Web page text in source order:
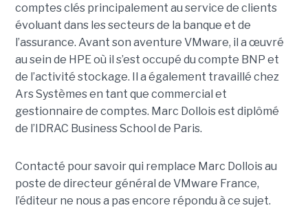
comptes clés principalement au service de clients
évoluant dans les secteurs de la banque et de
l’assurance. Avant son aventure VMware, il a œuvré
au sein de HPE où il s’est occupé du compte BNP et
de l’activité stockage. Il a également travaillé chez
Ars Systèmes en tant que commercial et
gestionnaire de comptes. Marc Dollois est diplômé
de l’IDRAC Business School de Paris.
Contacté pour savoir qui remplace Marc Dollois au
poste de directeur général de VMware France,
l’éditeur ne nous a pas encore répondu à ce sujet.